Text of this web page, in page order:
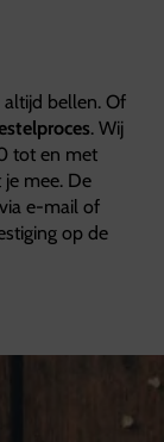
bellen. Of
. Wij
tot en met
je mee. De
e-mail of
op de